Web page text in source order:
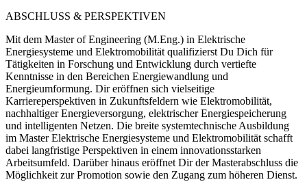
ABSCHLUSS & PERSPEKTIVEN
Mit dem Master of Engineering (M.Eng.) in Elektrische
Energiesysteme und Elektromobilität qualifizierst Du Dich für
Tätigkeiten in Forschung und Entwicklung durch vertiefte
Kenntnisse in den Bereichen Energiewandlung und
Energieumformung. Dir eröffnen sich vielseitige
Karriereperspektiven in Zukunftsfeldern wie Elektromobilität,
nachhaltiger Energieversorgung, elektrischer Energiespeicherung
und intelligenten Netzen. Die breite systemtechnische Ausbildung
im Master Elektrische Energiesysteme und Elektromobilität schafft
dabei langfristige Perspektiven in einem innovationsstarken
Arbeitsumfeld. Darüber hinaus eröffnet Dir der Masterabschluss die
Möglichkeit zur Promotion sowie den Zugang zum höheren Dienst.